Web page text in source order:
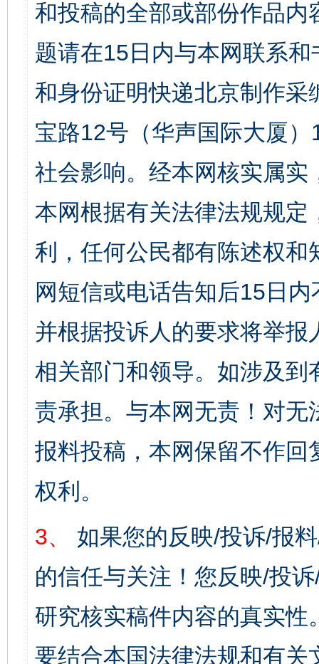
和投稿的全部或部份作品
题请在15日内与本网联系
和身份证明快递北京制作
宝路12号（华声国际大厦
社会影响。经本网核实属
本网根据有关法律法规规
利，任何公民都有陈述权
网短信或电话告知后15日
并根据投诉人的要求将举
相关部门和领导。如涉及
责承担。与本网无责！对
报料投稿，本网保留不作
权利。
3、
如果您的反映/投诉/报
的信任与关注！您反映/投
研究核实稿件内容的真实
要结合本国法律法规和有关